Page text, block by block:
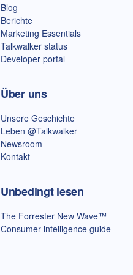
Blog
Berichte
Marketing Essentials
Talkwalker status
Developer portal
Über uns
Unsere Geschichte
Leben @Talkwalker
Newsroom
Kontakt
Unbedingt lesen
The Forrester New Wave™
Consumer intelligence guide